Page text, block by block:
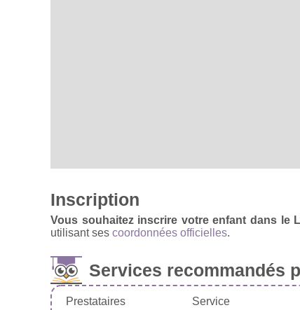
Inscription
Vous souhaitez inscrire votre enfant dans le
utilisant ses coordonnées officielles.
Services recommandés
Prestataires Service